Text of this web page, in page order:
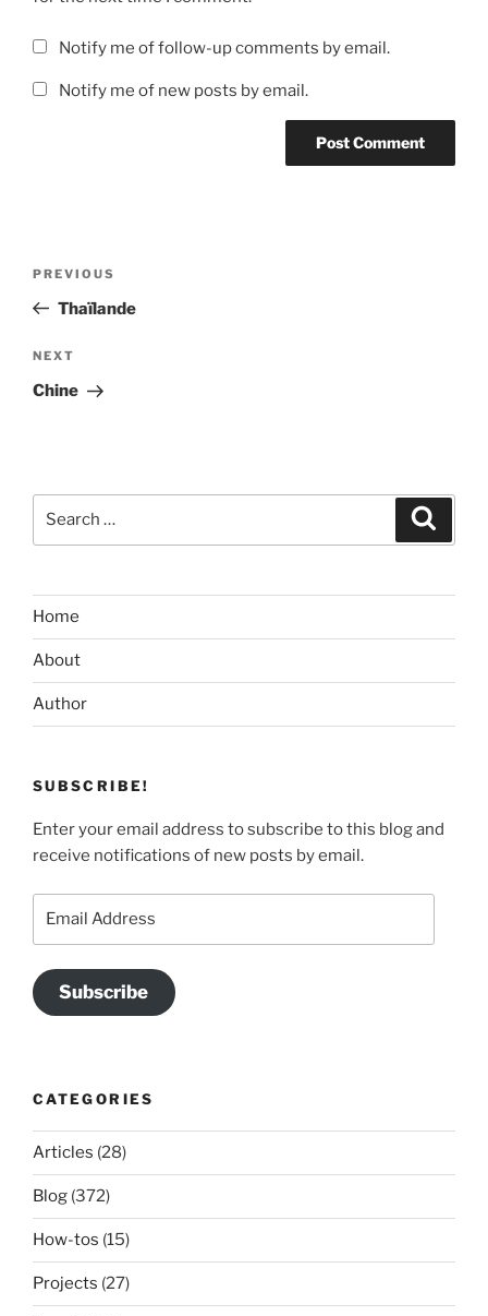
Notify me of follow-up comments by email.
Notify me of new posts by email.
Previous
Post
PREVIOUS
Thaïlande
Next
Post
NEXT
Chine
Home
About
Author
SUBSCRIBE!
Enter your email address to subscribe to this blog and
receive notifications of new posts by email.
Subscribe
CATEGORIES
Articles (28)
Blog (372)
How-tos (15)
Projects (27)